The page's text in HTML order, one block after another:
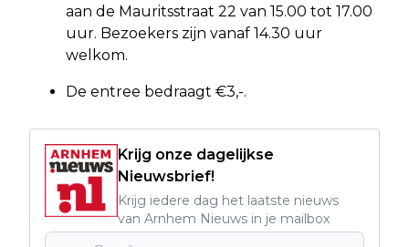
aan de Mauritsstraat 22 van 15.00 tot 17.00
uur. Bezoekers zijn vanaf 14.30 uur
welkom.
De entree bedraagt €3,-.
Krijg onze dagelijkse
Nieuwsbrief!
Krijg iedere dag het laatste nieuws
van Arnhem Nieuws in je mailbox